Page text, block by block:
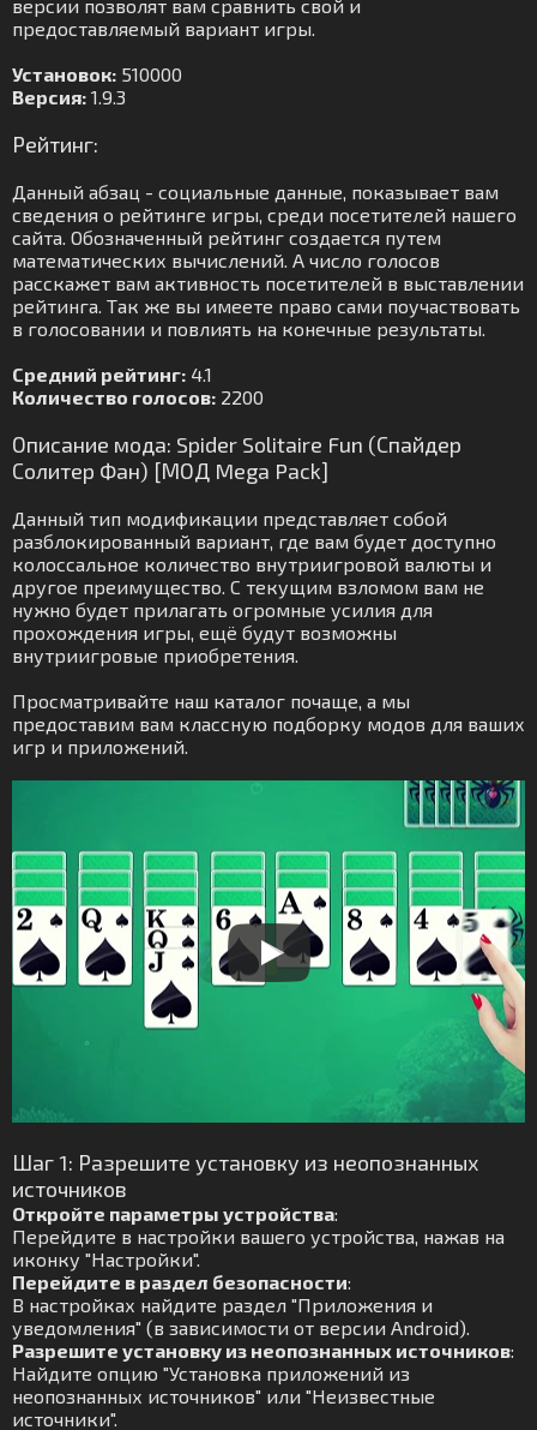
версии позволят вам сравнить свой и
предоставляемый вариант игры.
Установок: 510000
Версия: 1.9.3
Рейтинг:
Данный абзац - социальные данные, показывает вам
сведения о рейтинге игры, среди посетителей нашего
сайта. Обозначенный рейтинг создается путем
математических вычислений. А число голосов
расскажет вам активность посетителей в выставлении
рейтинга. Так же вы имеете право сами поучаствовать
в голосовании и повлиять на конечные результаты.
Средний рейтинг: 4.1
Количество голосов: 2200
Описание мода: Spider Solitaire Fun (Спайдер
Солитер Фан) [МОД Mega Pack]
Данный тип модификации представляет собой
разблокированный вариант, где вам будет доступно
колоссальное количество внутриигровой валюты и
другое преимущество. С текущим взломом вам не
нужно будет прилагать огромные усилия для
прохождения игры, ещё будут возможны
внутриигровые приобретения.
Просматривайте наш каталог почаще, а мы
предоставим вам классную подборку модов для ваших
игр и приложений.
Шаг 1: Разрешите установку из неопознанных
источников
Откройте параметры устройства:
Перейдите в настройки вашего устройства, нажав на
иконку "Настройки".
Перейдите в раздел безопасности:
В настройках найдите раздел "Приложения и
уведомления" (в зависимости от версии Android).
Разрешите установку из неопознанных источников:
Найдите опцию "Установка приложений из
неопознанных источников" или "Неизвестные
источники".